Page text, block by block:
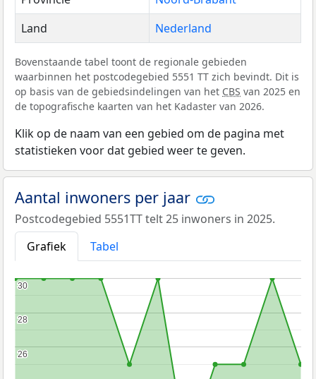
Land
Nederland
Bovenstaande tabel toont de regionale gebieden
waarbinnen het postcodegebied 5551 TT zich bevindt. Dit is
op basis van de gebiedsindelingen van het CBS van 2025 en
de topografische kaarten van het Kadaster van 2026.
Klik op de naam van een gebied om de pagina met
statistieken voor dat gebied weer te geven.
Aantal inwoners per jaar
Postcodegebied 5551TT telt 25 inwoners in 2025.
Grafiek
Tabel
26
26
28
28
30
30